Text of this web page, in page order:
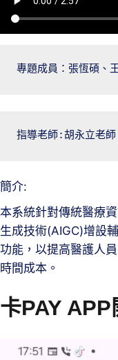
專題成員：張恆碩、
指導老師:胡永立老師
簡介:
本系統針對傳統醫療
生成技術(AIGC)增設
功能，以提高醫護人
時間成本。
卡PAY APP